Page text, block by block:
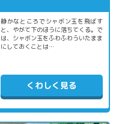
静かなところでシャボン玉を飛ばす
と、やがて下のほうに落ちてくる。で
は、シャボン玉をふわふわういたまま
にしておくことは…
くわしく見る